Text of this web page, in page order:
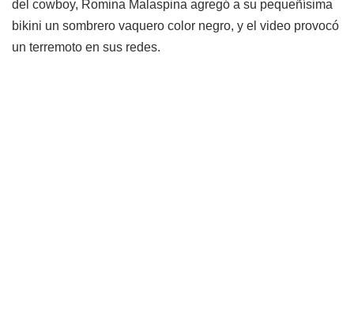
del cowboy, Romina Malaspina agregó a su pequeñísima
bikini un sombrero vaquero color negro, y el video provocó
un terremoto en sus redes.